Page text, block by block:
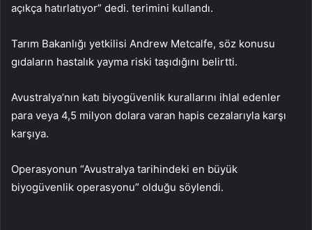
açıkça hatırlatıyor” dedi. terimini kullandı.
Tarım Bakanlığı yetkilisi Andrew Metcalfe, söz konusu
gıdaların hastalık yayma riski taşıdığını belirtti.
Avustralya’nın katı biyogüvenlik kurallarını ihlal edenler
para veya 4,5 milyon dolara varan hapis cezalarıyla karşı
karşıya.
Operasyonun “Avustralya tarihindeki en büyük
biyogüvenlik operasyonu” olduğu söylendi.